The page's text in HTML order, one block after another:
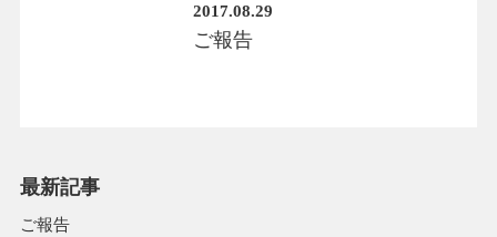
2017.08.29
ご報告
最新記事
ご報告